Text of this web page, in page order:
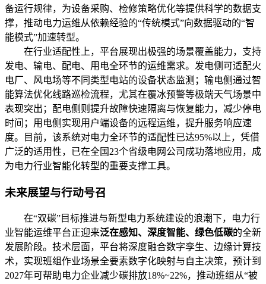
备运行规律，为设备采购、检修策略优化等提供科学的数据支
撑，推动电力运维从依赖经验的“传统模式”向数据驱动的“智
能模式”加速转型。
在行业适配性上，平台展现出极强的场景覆盖能力，支持
发电、输电、配电、用电全环节的运维需求。发电侧可适配火
电厂、风电场等不同类型电站的设备状态监测；输电侧通过智
能算法优化线路巡检流程，尤其在覆冰预警等极端天气场景中
表现突出；配电侧则提升故障快速隔离与恢复能力，减少停电
时间；用电侧实现用户端设备的远程运维，提升服务响应速
度。目前，该系统对电力全环节的适配性已达95%以上，凭借
广泛的适用性，已在全国23个省级电网公司成功落地应用，成
为电力行业智能化转型的重要支撑工具。
未来展望与行动号召
在“双碳”目标推进与新型电力系统建设的浪潮下，电力行
业智能运维平台正迎来泛在感知、深度智能、绿色低碳的全新
发展阶段。技术层面，平台将深度融合数字孪生、边缘计算技
术，实现班组作业场景全要素数字化映射与自主决策，预计到
2027年可帮助电力企业减少碳排放18%~22%，推动班组从“被